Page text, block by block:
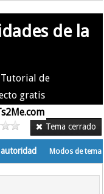
de la
Tutorial de
gratis
Tema cerrado
Modos de tema